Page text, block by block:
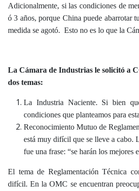
Adicionalmente, si las condiciones de
ó 3 años, porque China puede abarrotar
medida se agotó. Esto no es lo que la
La Cámara de Industrias le solicitó a
dos temas:
La Industria Naciente. Si bien
condiciones que planteamos para
Reconocimiento Mutuo de
está muy difícil que se lleve a cabo.
fue una frase: “se harán los mejores
El tema de Reglamentación Técnica
difícil. En la OMC se encuentran